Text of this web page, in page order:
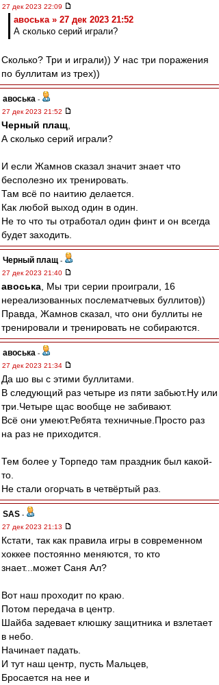
27 дек 2023 22:09
авоська » 27 дек 2023 21:52
А сколько серий играли?
Сколько? Три и играли)) У нас три поражения
по буллитам из трех))
авоська -
27 дек 2023 21:52
Черный плащ
А сколько серий играли?
И если Жамнов сказал значит знает что
бесполезно их тренировать.
Там всё по наитию делается.
Как любой выход один в один.
Не то что ты отработал один финт и он всегда
будет заходить.
Черный плащ -
27 дек 2023 21:40
авоська , Мы три серии проиграли, 16
нереализованных послематчевых буллитов))
Правда, Жамнов сказал, что они буллиты не
тренировали и тренировать не собираются.
авоська -
27 дек 2023 21:34
Да шо вы с этими буллитами.
В следующий раз четыре из пяти забьют.Ну или
три.Четыре щас вообще не забивают.
Всё они умеют.Ребята техничные.Просто раз
на раз не приходится.
Тем более у Торпедо там праздник был какой-
то.
Не стали огорчать в четвёртый раз.
SAS -
27 дек 2023 21:13
Кстати, так как правила игры в современном
хоккее постоянно меняются, то кто
знает...может Саня Ал?
Вот наш проходит по краю.
Потом передача в центр.
Шайба задевает клюшку защитника и взлетает
в небо.
Начинает падать.
И тут наш центр, пусть Мальцев,
Бросается на нее и